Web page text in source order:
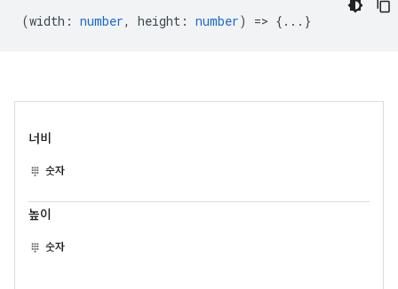
(width : number, height : number) => {...}
너비
숫자
높이
숫자